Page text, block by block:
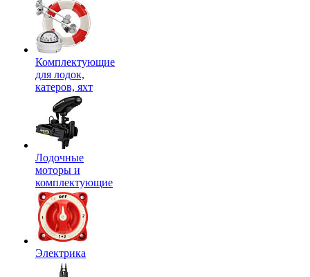
Комплектующие
для лодок,
катеров, яхт
Лодочные
моторы и
комплектующие
Электрика